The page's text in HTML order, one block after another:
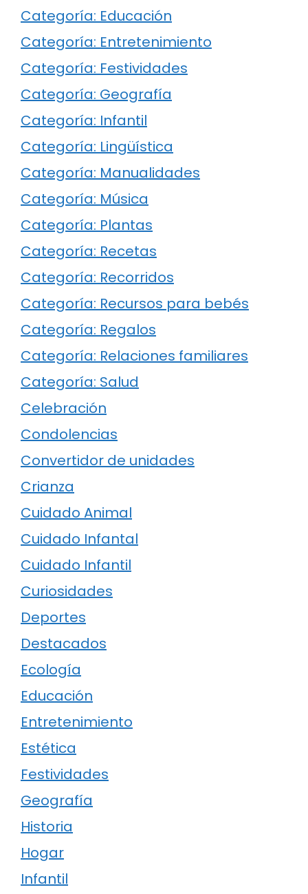
Categoría: Educación
Categoría: Entretenimiento
Categoría: Festividades
Categoría: Geografía
Categoría: Infantil
Categoría: Lingüística
Categoría: Manualidades
Categoría: Música
Categoría: Plantas
Categoría: Recetas
Categoría: Recorridos
Categoría: Recursos para bebés
Categoría: Regalos
Categoría: Relaciones familiares
Categoría: Salud
Celebración
Condolencias
Convertidor de unidades
Crianza
Cuidado Animal
Cuidado Infantal
Cuidado Infantil
Curiosidades
Deportes
Destacados
Ecología
Educación
Entretenimiento
Estética
Festividades
Geografía
Historia
Hogar
Infantil